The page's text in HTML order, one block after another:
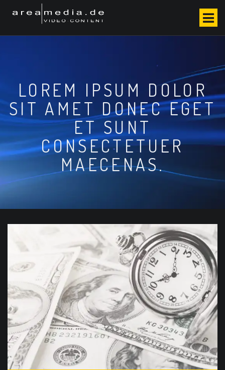
n
e
n
t
LOREM IPSUM DOLOR
SIT AMET DONEC EGET
ET SUNT
CONSECTETUER
MAECENAS.